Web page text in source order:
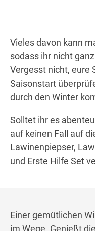
Vieles davon kann
sodass ihr nicht
Vergesst nicht, eure
Saisonstart
durch den Winter
Solltet ihr es
auf keinen Fall auf
Lawinenpiepser,
und Erste Hilfe Set
Einer gemütlichen
im Wege. Genießt